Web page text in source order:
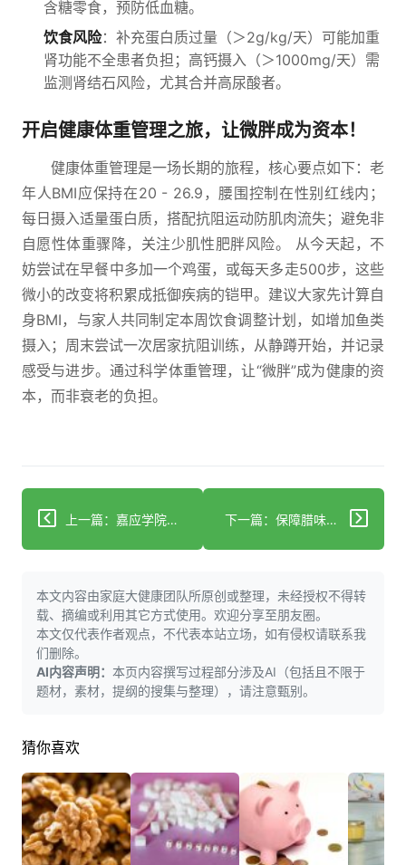
含糖零食，预防低血糖。
饮食风险：补充蛋白质过量（＞2g/kg/天）可能加重
肾功能不全患者负担；高钙摄入（＞1000mg/天）需
监测肾结石风险，尤其合并高尿酸者。
开启健康体重管理之旅，让微胖成为资本！
健康体重管理是一场长期的旅程，核心要点如下：老
年人BMI应保持在20 - 26.9，腰围控制在性别红线内；
每日摄入适量蛋白质，搭配抗阻运动防肌肉流失；避免非
自愿性体重骤降，关注少肌性肥胖风险。 从今天起，不
妨尝试在早餐中多加一个鸡蛋，或每天多走500步，这些
微小的改变将积累成抵御疾病的铠甲。建议大家先计算自
身BMI，与家人共同制定本周饮食调整计划，如增加鱼类
摄入；周末尝试一次居家抗阻训练，从静蹲开始，并记录
感受与进步。通过科学体重管理，让“微胖”成为健康的资
本，而非衰老的负担。
上一篇：嘉应学院附属医院为何倒闭？基层医院困境咋破局？ 下一篇：保障腊味安全，消费者必看的实用指南请收好！
本文内容由家庭大健康团队所原创或整理，未经授权不得转
载、摘编或利用其它方式使用。欢迎分享至朋友圈。
本文仅代表作者观点，不代表本站立场，如有侵权请联系我
们删除。
AI内容声明： 本页内容撰写过程部分涉及AI（包括且不限于
题材，素材，提纲的搜集与整理），请注意甄别。
猜你喜欢